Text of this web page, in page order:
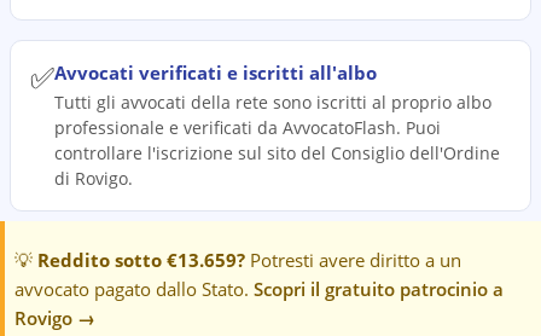
✅Avvocati verificati e iscritti all'albo
Tutti gli avvocati della rete sono iscritti al proprio albo
professionale e verificati da AvvocatoFlash. Puoi
controllare l'iscrizione sul sito del Consiglio dell'Ordine
di Rovigo.
💡 Reddito sotto €13.659? Potresti avere diritto a un
avvocato pagato dallo Stato. Scopri il gratuito patrocinio a
Rovigo →